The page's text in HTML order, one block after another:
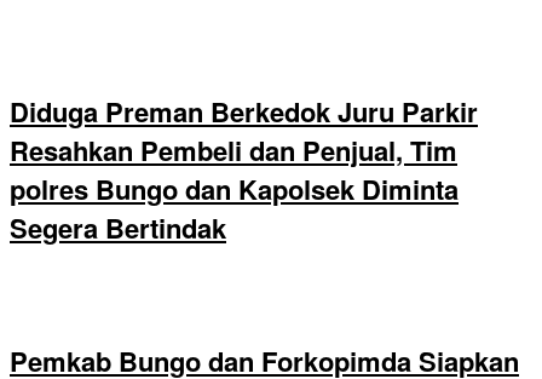
Diduga Preman Berkedok Juru Parkir
Resahkan Pembeli dan Penjual, Tim
polres Bungo dan Kapolsek Diminta
Segera Bertindak
Pemkab Bungo dan Forkopimda Siapkan